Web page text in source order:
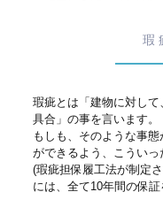
瑕
瑕疵とは「建物に対し
具合」の事を言います。
もしも、そのような事
ができるよう、こういっ
(瑕疵担保履工法が制定
には、全て10年間の保